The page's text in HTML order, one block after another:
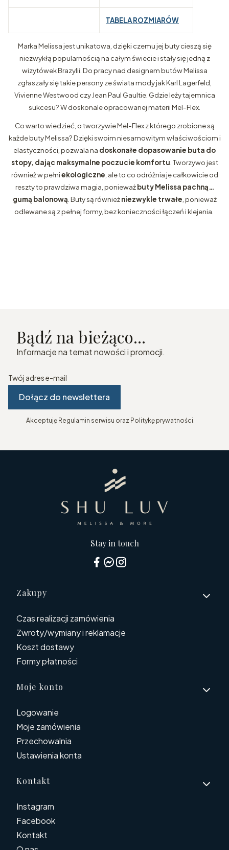
TABELA ROZMIARÓW
Marka Melissa jest unikatowa, dzięki czemu jej buty cieszą się
niezwykłą popularnością na całym świecie i stały się jedną z
wizytówek Brazylii. Do pracy nad designem butów Melissa
zgłaszały się takie persony ze świata mody jak Karl Lagerfeld,
Vivienne Westwood czy Jean Paul Gaultie. Gdzie leży tajemnica
sukcesu? W doskonale opracowanej materii Mel-Flex.
Co warto wiedzieć, o tworzywie Mel-Flex z którego zrobione są
każde buty Melissa? Dzięki swoim niesamowitym właściwościom i
elastyczności, pozwala na doskonałe dopasowanie buta do
stopy, dając maksymalne poczucie komfortu . Tworzywo jest
również w pełniekologiczne , ale to co odróżnia je całkowicie od
reszty to prawdziwa magia, ponieważbuty Melissa pachną…
gumą balonową . Buty są równieżniezwykle trwałe , ponieważ
odlewane są z pełnej formy, bez konieczności łączeń i klejenia.
Bądź na bieżąco...
Informacje na temat nowości i promocji.
Twój adres e-mail
Dołącz do newslettera
Akceptuję Regulamin serwisu oraz Politykę prywatności.
Stay in touch
Linki w stopce
Zakupy
Czas realizacji zamówienia
Zwroty/wymiany i reklamacje
Koszt dostawy
Formy płatności
Moje konto
Logowanie
Moje zamówienia
Przechowalnia
Ustawienia konta
Kontakt
Instagram
Facebook
Kontakt